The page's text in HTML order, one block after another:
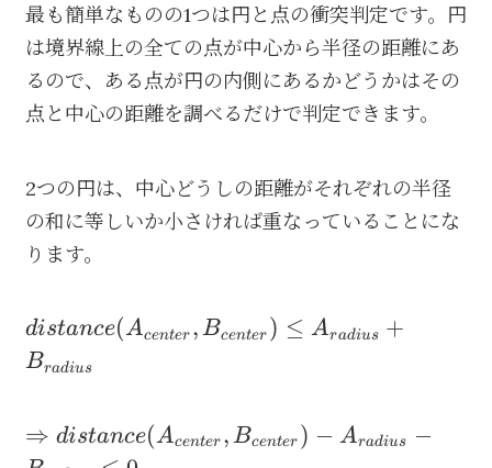
最も簡単なものの1つは円と点の衝突判定です。円
は境界線上の全ての点が中心から半径の距離にあ
るので、ある点が円の内側にあるかどうかはその
点と中心の距離を調べるだけで判定できます。
2つの円は、中心どうしの距離がそれぞれの半径
の和に等しいか小さければ重なっていることにな
ります。
distance(A_{center},B_{center})
\leq A_{radius}+B_{radius}
distance(Acenter ,Bcenter ) ≤ Aradius +
Bradius
\Rightarrow
⇒ distance(Acenter ,Bcenter ) − Aradius −